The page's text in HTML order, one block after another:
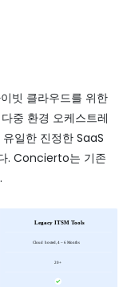
빗 클라우드를 위한
중 환경 오케스트레
일한 진정한 SaaS
. Concierto는 기존